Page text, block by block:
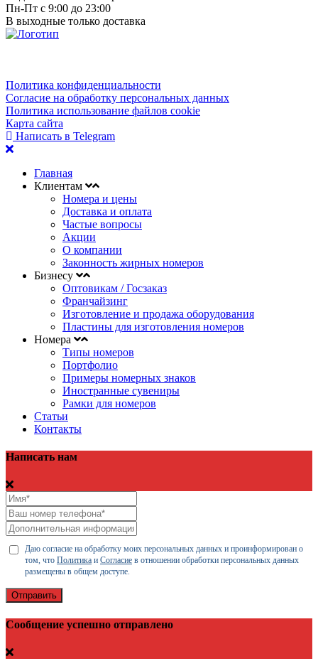
Пн-Пт с 9:00 до 23:00
В выходные только доставка
Политика конфиденциальности
Согласие на обработку персональных данных
Политика использование файлов cookie
Карта сайта
Написать в Telegram
Главная
Клиентам
Номера и цены
Доставка и оплата
Частые вопросы
Акции
О компании
Законность жирных номеров
Бизнесу
Оптовикам / Госзаказ
Франчайзинг
Изготовление и продажа оборудования
Пластины для изготовления номеров
Номера
Типы номеров
Портфолио
Примеры номерных знаков
Иностранные сувениры
Рамки для номеров
Статьи
Контакты
Написать нам
Даю согласие на обработку моих персональных данных и проинформирован о
том, что Политика и Согласие в отношении обработки персональных данных
размещены в общем доступе.
Отправить
Сообщение успешно отправлено